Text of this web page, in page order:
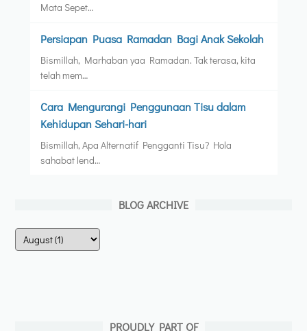
Mata Sepet…
Persiapan Puasa Ramadan Bagi Anak Sekolah
Bismillah, Marhaban yaa Ramadan. Tak terasa, kita
telah mem…
Cara Mengurangi Penggunaan Tisu dalam
Kehidupan Sehari-hari
Bismillah, Apa Alternatif Pengganti Tisu? Hola
sahabat lend…
BLOG ARCHIVE
PROUDLY PART OF